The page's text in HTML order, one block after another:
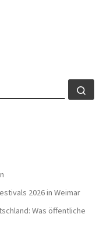
2026 in Weimar
Was öffentliche